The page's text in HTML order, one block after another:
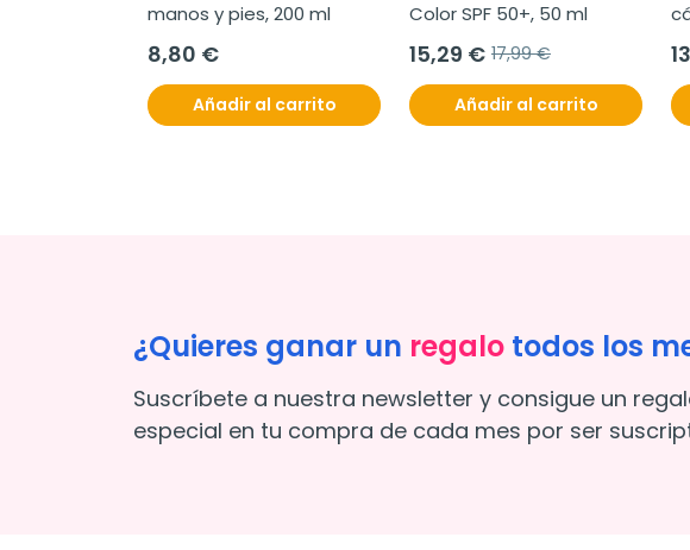
manos y pies, 200 ml
8,80 €
Añadir al carrito
Color SPF 50+, 50 ml
15,29 € 17,99 €
Añadir al carrito
¿Quieres ganar un regalo todos los
Suscríbete a nuestra newsletter y consigue un
especial en tu compra de cada mes por ser